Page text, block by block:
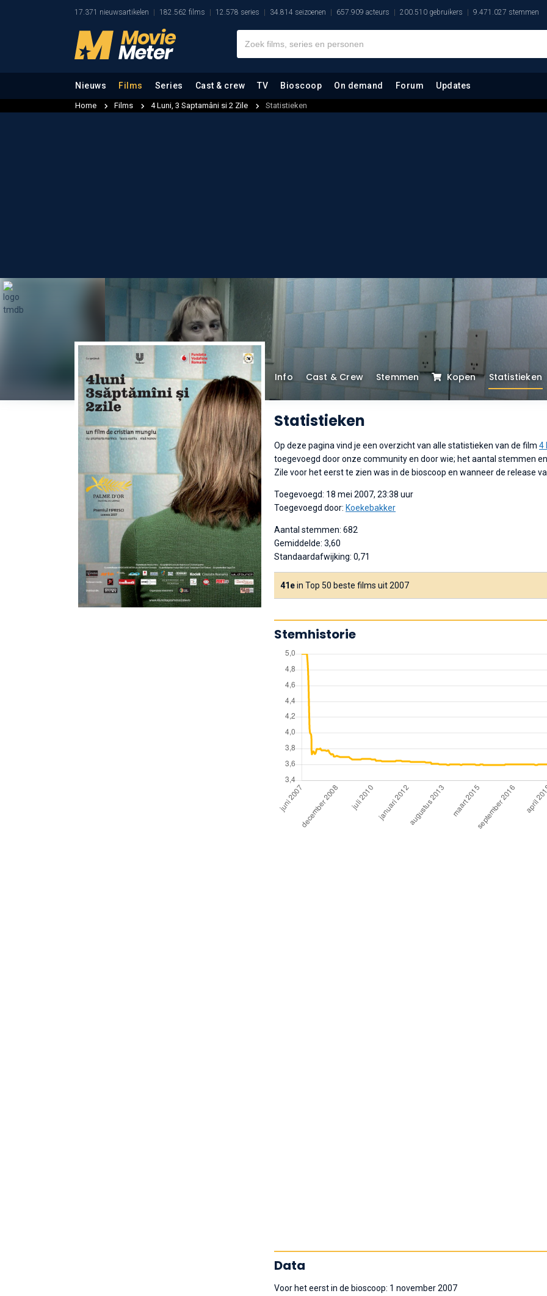
17.371 nieuwsartikelen 182.562 films 12.578 series 34.814 seizoenen 657.909 acteurs 200.510 gebruikers 9.471.027 stemmen
Nieuws Films Series Cast & crew TV Bioscoop On demand Forum Updates
Home Films 4 Luni, 3 Saptamâni si 2 Zile Statistieken
Info Cast & Crew Stemmen Kopen Statistieken
Statistieken
Op deze pagina vind je een overzicht van alle statistieken van de film 4
toegevoegd door onze community en door wie; het aantal stemmen
Zile voor het eerst te zien was in de bioscoop en wanneer de release
Toegevoegd: 18 mei 2007, 23:38 uur
Toegevoegd door: Koekebakker
Aantal stemmen: 682
Gemiddelde: 3,60
Standaardafwijking: 0,71
41ein Top 50 beste films uit 2007
Stemhistorie
Data
Voor het eerst in de bioscoop: 1 november 2007